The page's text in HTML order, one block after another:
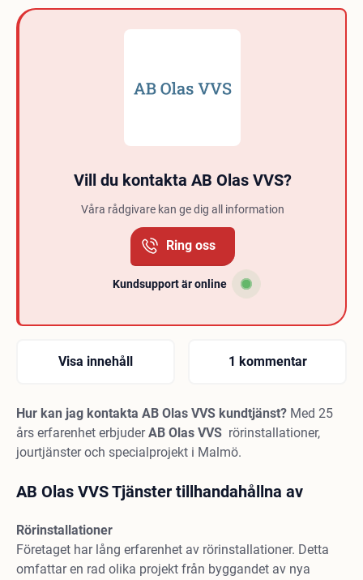
Vill du kontakta AB Olas VVS?
Våra rådgivare kan ge dig all information
Ring oss
Kundsupport är online
Visa innehåll 1 kommentar
Hur kan jag kontakta AB Olas VVS kundtjänst? Med 25
års erfarenhet erbjuderAB Olas VVS rörinstallationer,
jourtjänster och specialprojekt i Malmö.
AB Olas VVS Tjänster tillhandahållna av
Rörinstallationer
Företaget har lång erfarenhet av rörinstallationer. Detta
omfattar en rad olika projekt från byggandet av nya